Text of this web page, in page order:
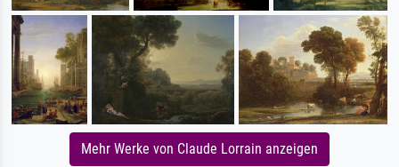
Mehr Werke von Claude Lorrain anzeigen